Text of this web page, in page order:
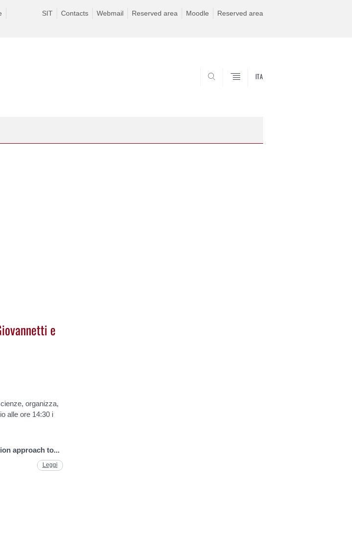
SIT Contacts Webmail Reserved area Moodle Reserved area
ITA
e
organizza,
alle ore 14:30 i
approach to...
Leggi